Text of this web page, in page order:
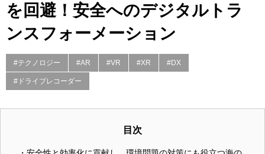
を回避！安全へのデジタルトラ
ンスフォーメーション
#テクノロジー #AR #VR #XR #DX
#ドライブレコーダー
目次